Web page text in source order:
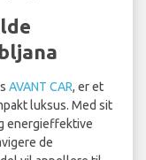
AVANT CAR, er et
luksus. Med sit
energieffektive
de